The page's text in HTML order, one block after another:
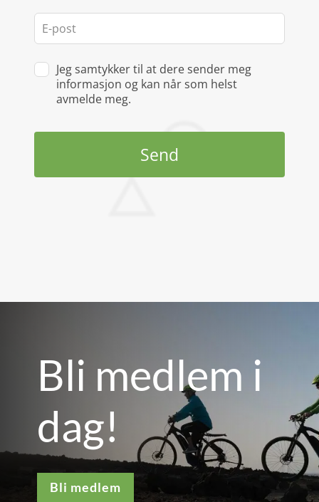
field
blank
Jeg samtykker til at dere sender meg
informasjon og kan når som helst
avmelde meg.
Send
Bli medlem i
dag!
Bli medlem